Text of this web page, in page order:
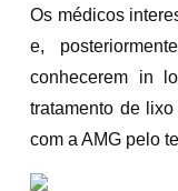
Os médicos
e,
conhecerem in
tratamento de
com a AMG pelo